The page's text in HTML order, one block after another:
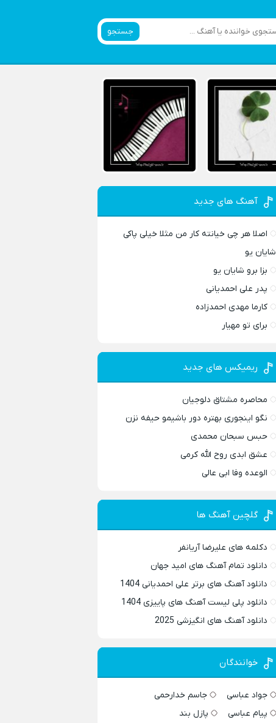
جستجو
آهنگ های جدید
اصلا هر چی خیانته کار من مثلا خیلی پاکی
شایان یو
بزا برو شایان یو
پدر علی احمدیانی
کارما مهدی احمدزاده
برای تو مهیار
ریمیکس های جدید
محاصره مشتاق دلوجیان
نگو اینجوری بهتره دور باشیمو حیفه نزن
حبس سبحان محمدی
عشق ابدی روح الله کرمی
الوعده وفا ابی عالی
گلچین آهنگ ها
دکلمه های علیرضا آریانفر
دانلود تمام آهنگ های امید جهان
دانلود آهنگ های برتر علی احمدیانی 1404
دانلود پلی لیست آهنگ های پاییزی 1404
دانلود آهنگ های انگیزشی 2025
خوانندگان
جواد عباسی
جاسم خدارحمی
پیام عباسی
پازل بند